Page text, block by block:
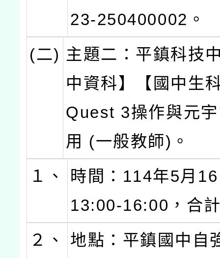
23-250400002。
(二) 主題二：平鎮科技
中資科】【國中生
Quest 3操作與元
用 (一般教師)。
１、
時間：114年5月
13:00-16:00，合
２、
地點：平鎮國中自